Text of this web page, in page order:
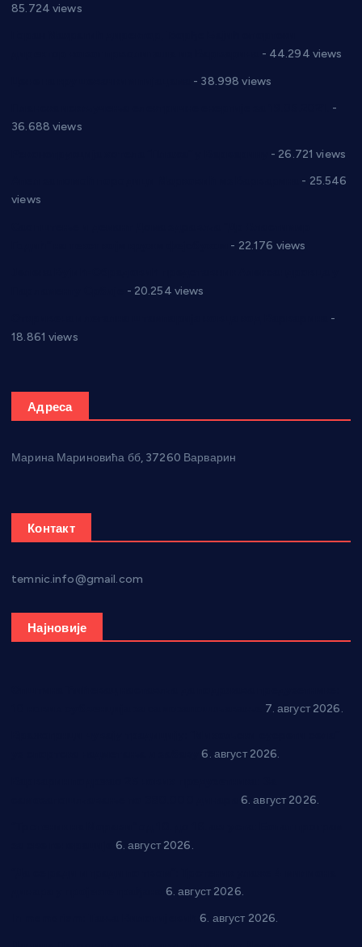
85.724 views
- 44.294 views
- 38.998 views
-
36.688 views
- 26.721 views
- 25.546
views
- 22.176 views
- 20.254 views
-
18.861 views
Адреса
Марина Мариновића бб, 37260 Варварин
Контакт
temnic.info@gmail.com
Најновије
7. август 2026.
6. август 2026.
6. август 2026.
6. август 2026.
6. август 2026.
6. август 2026.